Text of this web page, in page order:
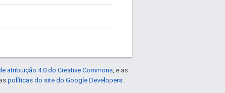
atribuição 4.0 do Creative Commons , e as
políticas do site do Google Developers